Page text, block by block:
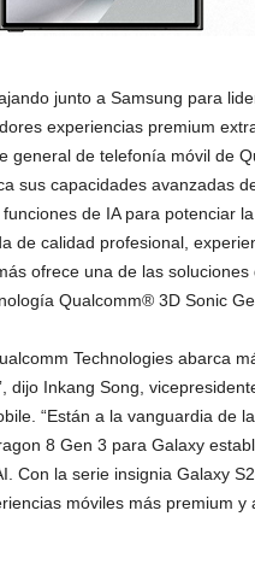
junto a Samsung para
experiencias premium
general de telefonía móvil de
sus capacidades avanzadas
de IA para potenciar
de calidad profesional,
ofrece una de las
Qualcomm® 3D Sonic
Technologies abarca
dijo Inkang Song,
“Están a la vanguardia de
8 Gen 3 para Galaxy
Con la serie insignia Galaxy
móviles más premium y